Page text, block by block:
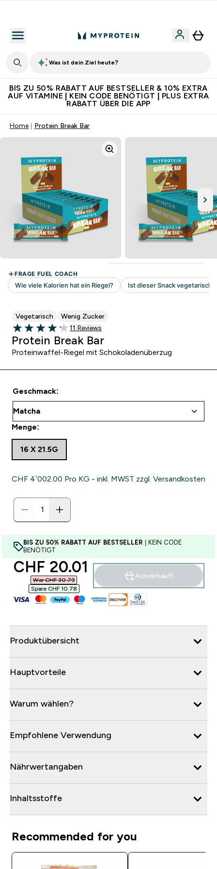
Was ist dein Ziel heute?
BIS ZU 50% RABATT AUF BESTSELLER & 10% EXTRA
AUF VITAMINE | KEIN CODE BENÖTIGT | PLUS EXTRA
RABATT ÜBER DIE APP
Home Protein Break Bar
Vegetarisch Wenig Zucker
4.18 out of 5 stars
11 customer reviews
11 Reviews
Protein Break Bar
Proteinwaffel-Riegel mit Schokoladenüberzug
Geschmack:
Menge:
16 X 21.5G
CHF 4’002.00‎ Pro KG - inkl. MWST zzgl. Versandkosten
BIS ZU 50% RABATT AUF BESTSELLER | KEIN CODE
BENÖTIGT
discounted price
CHF 20.01‎
War CHF 30.79‎
Spare CHF 10.78‎
Ausverkauft
Produktübersicht
Hauptvorteile
Warum wählen?
Empfohlene Verwendung
Nährwertangaben
Inhaltsstoffe
Recommended for you